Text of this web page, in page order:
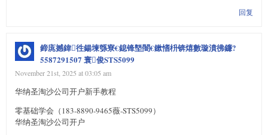
回复
鍗庣撼鍏徃鍚堜綔寮€鎴锋墍闇€鏉愭枡锛熺數璇濆彿鐮?
5587291507 寰俊STS5099
November 21st, 2025 at 03:05 am
华纳圣淘沙公司开户新手教程
零基础学会（183-8890-9465薇-STS5099）
华纳圣淘沙公司开户